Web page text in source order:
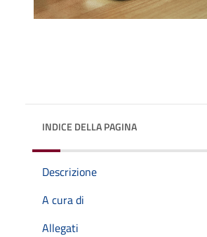
INDICE DELLA PAGINA
Descrizione
A cura di
Allegati